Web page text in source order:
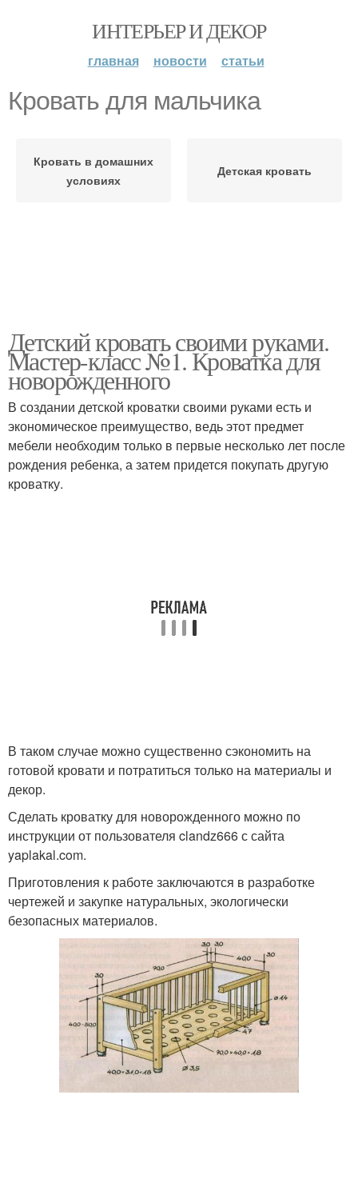
ИНТЕРЬЕР И ДЕКОР
главная новости статьи
Кровать для мальчика
Кровать в домашних
условиях
Детская кровать
Детский кровать своими руками.
Мастер-класс №1. Кроватка для
новорожденного
В создании детской кроватки своими руками есть и
экономическое преимущество, ведь этот предмет
мебели необходим только в первые несколько лет после
рождения ребенка, а затем придется покупать другую
кроватку.
В таком случае можно существенно сэкономить на
готовой кровати и потратиться только на материалы и
декор.
Сделать кроватку для новорожденного можно по
инструкции от пользователя clandz666 с сайта
yaplakal.com.
Приготовления к работе заключаются в разработке
чертежей и закупке натуральных, экологически
безопасных материалов.